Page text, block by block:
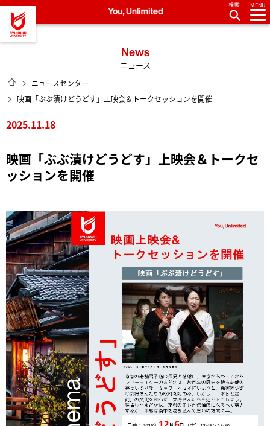
龍谷大学 You, Unlimited
MENU
News
ニュース
HOME
ニュースセンター
映画「ぶぶ漬けどうどす」上映会＆トークセッションを開催
2025.11.18
映画「ぶぶ漬けどうどす」上映会＆トークセ
ッションを開催